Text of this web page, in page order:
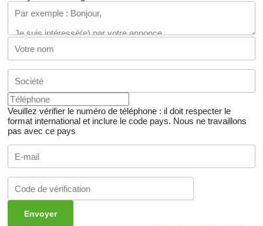
Veuillez vérifier le numéro de téléphone : il doit respecter le
format international et inclure le code pays. Nous ne travaillons
pas avec ce pays